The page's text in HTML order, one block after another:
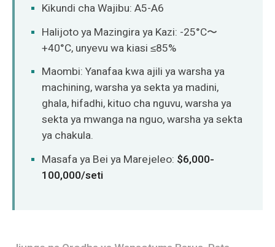
Kikundi cha Wajibu: A5-A6
Halijoto ya Mazingira ya Kazi: -25°C〜
+40°C, unyevu wa kiasi ≤85%
Maombi: Yanafaa kwa ajili ya warsha ya
machining, warsha ya sekta ya madini,
ghala, hifadhi, kituo cha nguvu, warsha ya
sekta ya mwanga na nguo, warsha ya sekta
ya chakula.
Masafa ya Bei ya Marejeleo: $6,000-
100,000/seti